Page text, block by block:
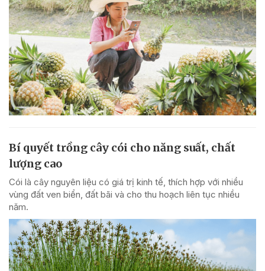
Bí quyết trồng cây cói cho năng suất, chất
lượng cao
Cói là cây nguyên liệu có giá trị kinh tế, thích hợp với nhiều
vùng đất ven biển, đất bãi và cho thu hoạch liên tục nhiều
năm.